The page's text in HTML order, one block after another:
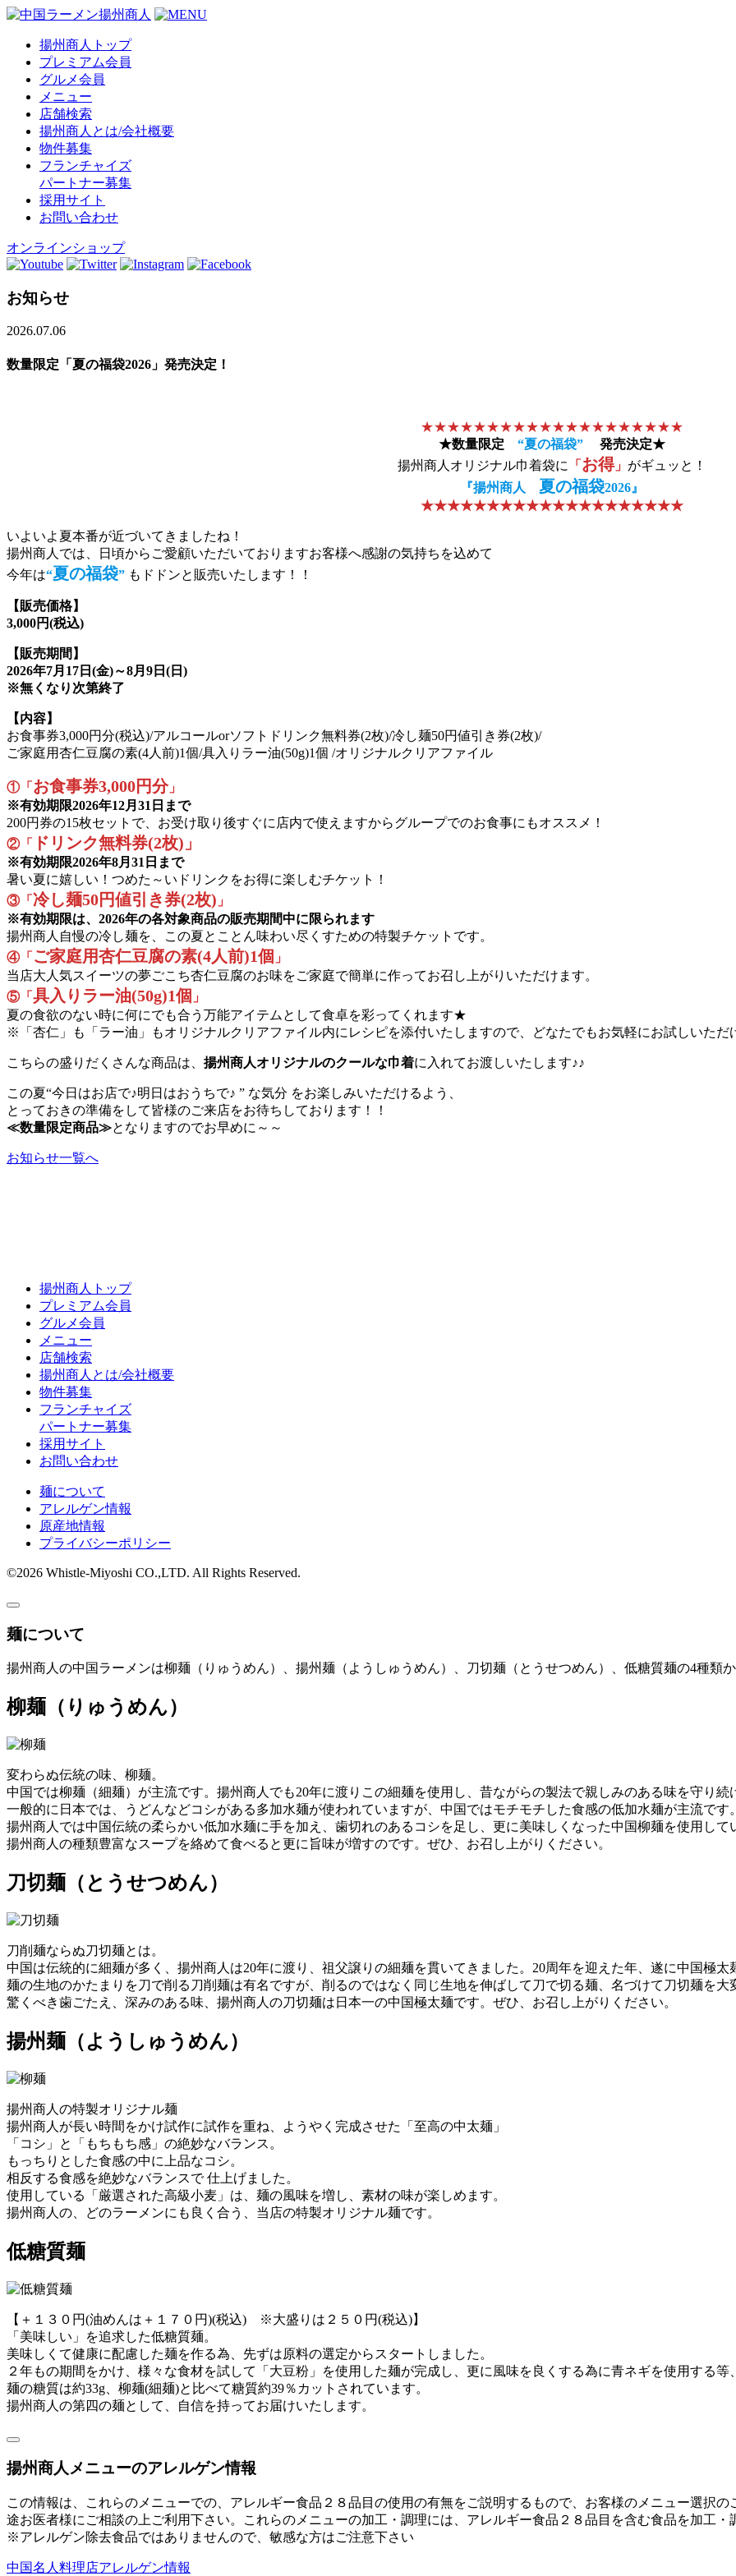
揚州商人トップ
プレミアム会員
グルメ会員
メニュー
店舗検索
揚州商人とは/会社概要
物件募集
フランチャイズ
パートナー募集
採用サイト
お問い合わせ
オンラインショップ
お知らせ
2026.07.06
数量限定「夏の福袋2026」発売決定！
★★★★★★★★★★★★★★★★★★★★
★数量限定 “夏の福袋” 発売決定★
揚州商人オリジナル巾着袋に
「 お得」 がギュッと！
『揚州商人 夏の福袋2026』
★★★★★★★★★★★★★★★★★★★★
いよいよ夏本番が近づいてきましたね！
揚州商人では、日頃からご愛顧いただいておりますお客様へ感謝の気持ちを込めて
今年は“夏の福袋” もドドンと販売いたします！！
【販売価格】
3,000円(税込)
【販売期間】
2026年7月17日(金)～8月9日(日)
※無くなり次第終了
【内容】
お食事券3,000円分(税込)/アルコールorソフトドリンク無料券(2枚)/冷し麺50円値引き券(2枚)/
ご家庭用杏仁豆腐の素(4人前)1個/具入りラー油(50g)1個 /オリジナルクリアファイル
①「 お食事券3,000円分」
※有効期限2026年12月31日まで
200円券の15枚セットで、お受け取り後すぐに店内で使えますからグループでのお食事にもオススメ！
②「
ドリンク無料券(2枚)」
※有効期限2026年8月31日まで
暑い夏に嬉しい！つめた～いドリンクをお得に楽しむチケット！
③「 冷し麺50円値引き券(2枚) 」
※有効期限は、2026年の各対象商品の販売期間中に限られます
揚州商人自慢の冷し麺を、この夏とことん味わい尽くすための特製チケットです。
④「 ご家庭用杏仁豆腐の素(4人前)1個 」
当店大人気スイーツの夢ごこち杏仁豆腐のお味をご家庭で簡単に作ってお召し上がりいただけます。
⑤「 具入りラー油(50g)1個 」
夏の食欲のない時に何にでも合う万能アイテムとして食卓を彩ってくれます★
※「杏仁」も「ラー油」もオリジナルクリアファイル内にレシピを添付いたしますので、どなたでもお気軽にお試しいただ
こちらの盛りだくさんな商品は、 揚州商人オリジナルのクールな巾着に入れてお渡しいたします♪♪
この夏“今日はお店で♪明日はおうちで♪ ” な気分 をお楽しみいただけるよう、
とっておきの準備をして皆様のご来店をお待ちしております！！
≪数量限定商品≫となりますのでお早めに～～
お知らせ一覧へ
揚州商人トップ
プレミアム会員
グルメ会員
メニュー
店舗検索
揚州商人とは/会社概要
物件募集
フランチャイズ
パートナー募集
採用サイト
お問い合わせ
麺について
アレルゲン情報
原産地情報
プライバシーポリシー
©2026 Whistle-Miyoshi CO.,LTD. All Rights Reserved.
麺について
揚州商人の中国ラーメンは柳麺（りゅうめん）、揚州麺（ようしゅうめん）、刀切麺（とうせつめん）、低糖質麺の4種類
柳麺 （りゅうめん）
変わらぬ伝統の味、柳麺。
中国では柳麺（細麺）が主流です。揚州商人でも20年に渡りこの細麺を使用し、昔ながらの製法で親しみのある味を守り続
一般的に日本では、うどんなどコシがある多加水麺が使われていますが、中国ではモチモチした食感の低加水麺が主流です
揚州商人では中国伝統の柔らかい低加水麺に手を加え、歯切れのあるコシを足し、更に美味しくなった中国柳麺を使用して
揚州商人の種類豊富なスープを絡めて食べると更に旨味が増すのです。ぜひ、お召し上がりください。
刀切麺 （とうせつめん）
刀削麺ならぬ刀切麺とは。
中国は伝統的に細麺が多く、揚州商人は20年に渡り、祖父譲りの細麺を貫いてきました。20周年を迎えた年、遂に中国極
麺の生地のかたまりを刀で削る刀削麺は有名ですが、削るのではなく同じ生地を伸ばして刀で切る麺、名づけて刀切麺を
驚くべき歯ごたえ、深みのある味、揚州商人の刀切麺は日本一の中国極太麺です。ぜひ、お召し上がりください。
揚州麺 （ようしゅうめん）
揚州商人の特製オリジナル麺
揚州商人が長い時間をかけ試作に試作を重ね、ようやく完成させた「至高の中太麺」
「コシ」と「もちもち感」の絶妙なバランス。
もっちりとした食感の中に上品なコシ。
相反する食感を絶妙なバランスで 仕上げました。
使用している「厳選された高級小麦」は、麺の風味を増し、素材の味が楽しめます。
揚州商人の、どのラーメンにも良く合う、当店の特製オリジナル麺です。
低糖質麺
【＋１３０円(油めんは＋１７０円)(税込) ※大盛りは２５０円(税込)】
「美味しい」を追求した低糖質麺。
美味しくて健康に配慮した麺を作る為、先ずは原料の選定からスタートしました。
２年もの期間をかけ、様々な食材を試して「大豆粉」を使用した麺が完成し、更に風味を良くする為に青ネギを使用する
麺の糖質は約33g、柳麺(細麺)と比べて糖質約39％カットされています。
揚州商人の第四の麺として、自信を持ってお届けいたします。
揚州商人メニューのアレルゲン情報
この情報は、これらのメニューでの、アレルギー食品２８品目の使用の有無をご説明するもので、お客様のメニュー選択
途お医者様にご相談の上ご利用下さい。これらのメニューの加工・調理には、アレルギー食品２８品目を含む食品を加工
※アレルゲン除去食品ではありませんので、敏感な方はご注意下さい
中国名人料理店アレルゲン情報